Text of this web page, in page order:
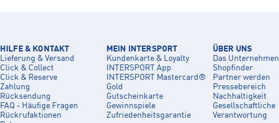
HILFE & KONTAKT
Lieferung & Versand
Click & Collect
Click & Reserve
Zahlung
Rücksendung
FAQ - Häufige Fragen
Rückrufaktionen
MEIN INTERSPORT
Kundenkarte & Loyalty
INTERSPORT App
INTERSPORT Mastercard®
Gold
Gutscheinkarte
Gewinnspiele
Zufriedenheitsgarantie
ÜBER UNS
Das Unternehmen
Shopfinder
Partner werden
Pressebereich
Nachhaltigkeit
Gesellschaftliche
Verantwortung